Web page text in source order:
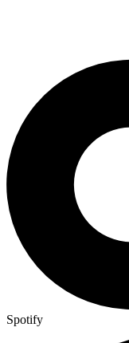
Spotify